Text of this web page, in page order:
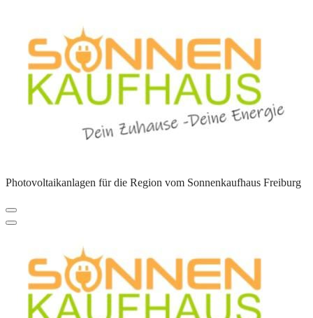
springen
Photovoltaikanlagen für die Region vom Sonnenkaufhaus Freiburg